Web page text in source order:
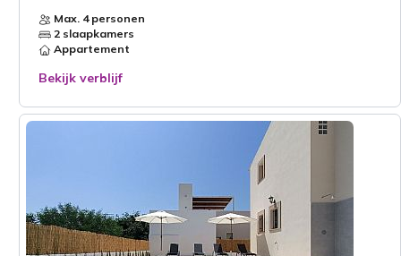
Max. 4 personen
2 slaapkamers
Appartement
Bekijk verblijf